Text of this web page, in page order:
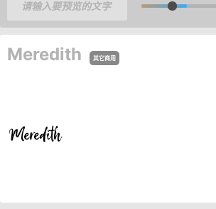
Meredith 其它商用